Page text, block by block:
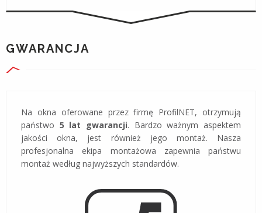
GWARANCJA
Na okna oferowane przez firmę ProfilNET, otrzymują
państwo 5 lat gwarancji. Bardzo ważnym aspektem
jakości okna, jest również jego montaż. Nasza
profesjonalna ekipa montażowa zapewnia państwu
montaż według najwyższych standardów.